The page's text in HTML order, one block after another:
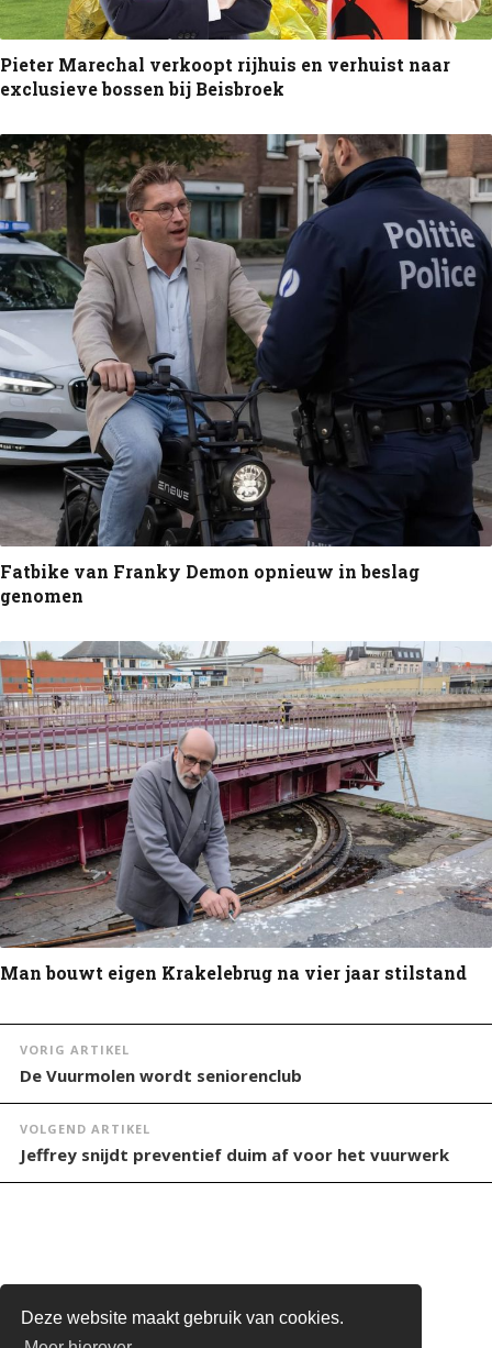
Deze website maakt gebruik van cookies.
Pieter Marechal verkoopt rijhuis en verhuist naar
exclusieve bossen bij Beisbroek
Fatbike van Franky Demon opnieuw in beslag
genomen
Man bouwt eigen Krakelebrug na vier jaar stilstand
VORIG ARTIKEL
De Vuurmolen wordt seniorenclub
VOLGEND ARTIKEL
Jeffrey snijdt preventief duim af voor het vuurwerk